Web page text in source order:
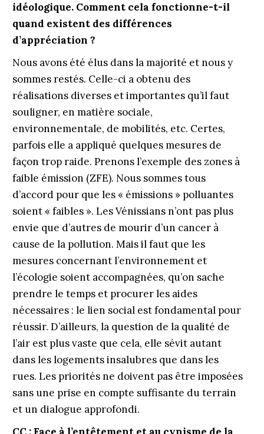
idéologique. Comment cela fonctionne-t-il
quand existent des différences
d’appréciation ?
Nous avons été élus dans la majorité et nous y
sommes restés. Celle-ci a obtenu des
réalisations diverses et importantes qu’il faut
souligner, en matière sociale,
environnementale, de mobilités, etc. Certes,
parfois elle a appliqué quelques mesures de
façon trop raide. Prenons l’exemple des zones à
faible émission (ZFE). Nous sommes tous
d’accord pour que les « émissions » polluantes
soient « faibles ». Les Vénissians n’ont pas plus
envie que d’autres de mourir d’un cancer à
cause de la pollution. Mais il faut que les
mesures concernant l’environnement et
l’écologie soient accompagnées, qu’on sache
prendre le temps et procurer les aides
nécessaires : le lien social est fondamental pour
réussir. D’ailleurs, la question de la qualité de
l’air est plus vaste que cela, elle sévit autant
dans les logements insalubres que dans les
rues. Les priorités ne doivent pas être imposées
sans une prise en compte suffisante du terrain
et un dialogue approfondi.